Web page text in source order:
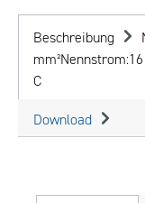
Beschreibung
C
Download